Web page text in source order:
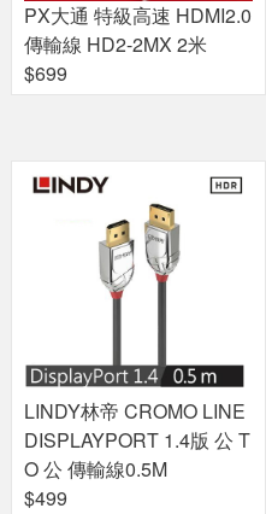
PX大通 特級高速 HDMI2.0
傳輸線 HD2-2MX 2米
$699
LINDY林帝 CROMO LINE
DISPLAYPORT 1.4版 公 T
O 公 傳輸線0.5M
$499